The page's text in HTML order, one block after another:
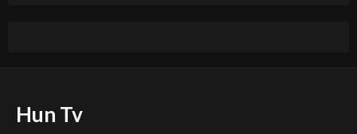
Hun Tv